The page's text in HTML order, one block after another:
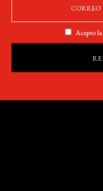
Acepto la